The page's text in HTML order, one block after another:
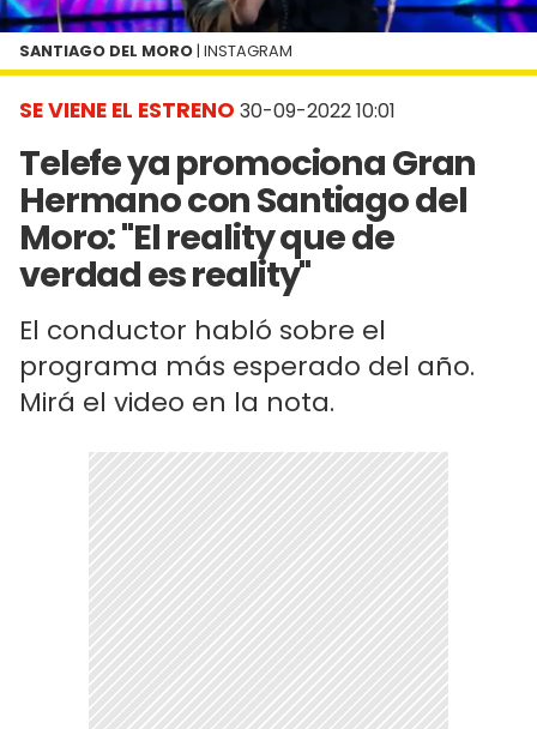
SE VIENE EL ESTRENO 30-09-2022 10:01
Telefe ya promociona Gran
Hermano con Santiago del
Moro: "El reality que de
verdad es reality"
El conductor habló sobre el
programa más esperado del año.
Mirá el video en la nota.
SANTIAGO DEL MORO | INSTAGRAM